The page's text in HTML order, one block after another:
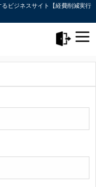
ビジネスサイト【経費削減実行